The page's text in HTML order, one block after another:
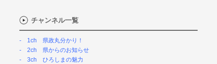
チャンネル一覧
1ch 県政丸分かり！
2ch 県からのお知らせ
3ch ひろしまの魅力